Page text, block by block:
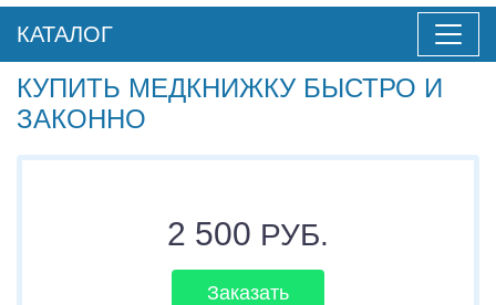
КАТАЛОГ
КУПИТЬ МЕДКНИЖКУ БЫСТРО И
ЗАКОННО
2 500 РУБ.
Заказать